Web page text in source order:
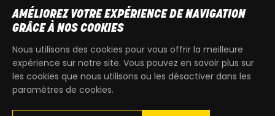
SAM9h00 - 13h30
T+32 64 700 970
AMÉLIOREZ VOTRE EXPÉRIENCE DE NAVIGATION
GRÂCE À NOS COOKIES
Nous utilisons des cookies pour vous offrir la meilleure
expérience sur notre site. Vous pouvez en savoir plus sur
les cookies que nous utilisons ou les désactiver dans les
paramètres de cookies.